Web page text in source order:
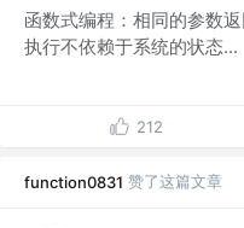
函数式编程：相同的参数
执行不依赖于系统的状态...
212
function0831 赞了这篇文章